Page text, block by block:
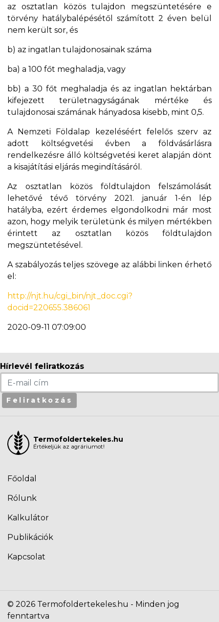
az osztatlan közös tulajdon megszüntetésére e
törvény hatálybalépésétől számított 2 éven belül
nem került sor, és
b) az ingatlan tulajdonosainak száma
ba) a 100 főt meghaladja, vagy
bb) a 30 főt meghaladja és az ingatlan hektárban
kifejezett területnagyságának mértéke és
tulajdonosai számának hányadosa kisebb, mint 0,5.
A Nemzeti Földalap kezeléséért felelős szerv az
adott költségvetési évben a földvásárlásra
rendelkezésre álló költségvetési keret alapján dönt
a kisajátítási eljárás megindításáról.
Az osztatlan közös földtulajdon felszámolását
lehetővé tévő törvény 2021. január 1-én lép
hatályba, ezért érdemes elgondolkodni már most
azon, hogy melyik területünk és milyen mértékben
érintett az osztatlan közös földtulajdon
megszüntetésével.
A szabályozás teljes szövege az alábbi linken érhető
el:
http://njt.hu/cgi_bin/njt_doc.cgi?
docid=220655.386061
2020-09-11 07:09:00
Hírlevél feliratkozás
Feliratkozás
Termofoldertekeles.hu
Értékeljük az agráriumot!
Főoldal
Rólunk
Kalkulátor
Publikációk
Kapcsolat
© 2026 Termofoldertekeles.hu - Minden jog
fenntartva